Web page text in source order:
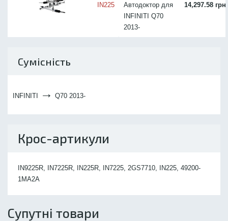
IN225
Автодоктор для
INFINITI Q70
2013-
14,297.58 грн
Сумісність
INFINITI → Q70 2013-
Крос-артикули
IN9225R, IN7225R, IN225R, IN7225, 2GS7710, IN225, 49200-
1MA2A
Супутні товари